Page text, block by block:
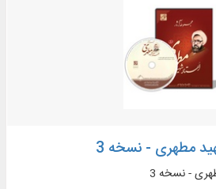
مطهری - نسخه 3
- نسخه 3